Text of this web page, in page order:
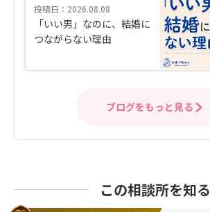
投稿日：2026.08.08
「いい男」なのに、結婚に
つながらない理由
ブログをもっと見る
この相談所を知る